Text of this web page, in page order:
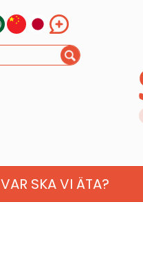
VAR SKA VI ÄTA?